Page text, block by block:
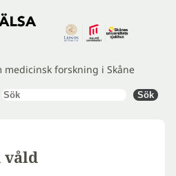
medicinsk forskning i Skåne
Sök Sök
våld